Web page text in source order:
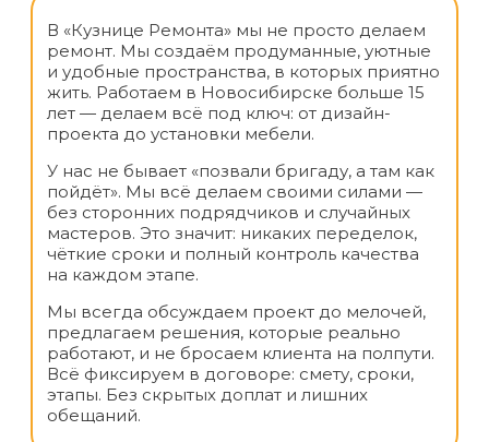
В «Кузнице Ремонта» мы не просто делаем
ремонт. Мы создаём продуманные, уютные
и удобные пространства, в которых приятно
жить. Работаем в Новосибирске больше 15
лет — делаем всё под ключ: от дизайн-
проекта до установки мебели.
У нас не бывает «позвали бригаду, а там как
пойдёт». Мы всё делаем своими силами —
без сторонних подрядчиков и случайных
мастеров. Это значит: никаких переделок,
чёткие сроки и полный контроль качества
на каждом этапе.
Мы всегда обсуждаем проект до мелочей,
предлагаем решения, которые реально
работают, и не бросаем клиента на полпути.
Всё фиксируем в договоре: смету, сроки,
этапы. Без скрытых доплат и лишних
обещаний.